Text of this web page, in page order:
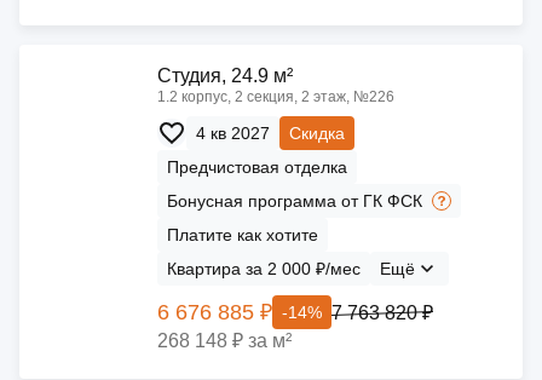
Cтудия, 24.9 м²
1.2 корпус, 2 секция, 2 этаж, №226
4 кв 2027
Скидка
Предчистовая отделка
Бонусная программа от ГК ФСК
Платите как хотите
Квартира за 2 000 ₽/мес
Ещё
6 676 885 ₽ -14% 7 763 820 ₽
268 148 ₽ за м²